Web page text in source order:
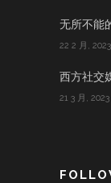
无所不能
22 2 月, 2023
西方社交
21 3 月, 2023